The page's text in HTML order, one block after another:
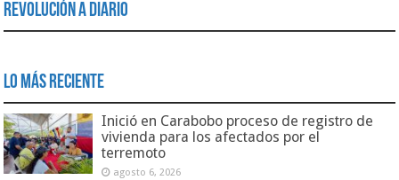
Revolución a Diario
Lo Más Reciente
Inició en Carabobo proceso de registro de
vivienda para los afectados por el
terremoto
agosto 6, 2026